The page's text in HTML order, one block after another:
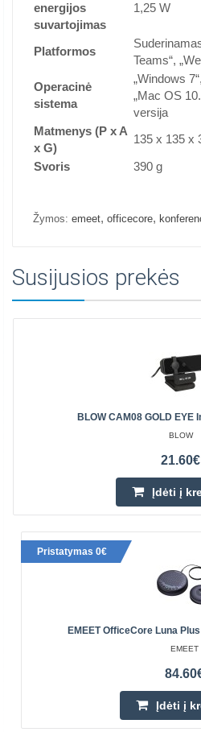
energijos
suvartojimas
1,25 W
Platformos
Teams“,
Operacinė
sistema
„Windows 7“,
„Mac OS
versija
Matmenys (P x A
x G)
135 x 135 x
Svoris
390 g
Žymos: emeet, officecore,
Susijusios prekės
BLOW CAM08 GOLD EYE
BLOW
21.60€
Įdėti į
Pristatymas 0€
EMEET OfficeCore Luna
EMEET
Įdėti į